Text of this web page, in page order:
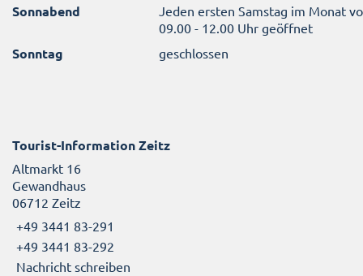
Sonnabend
Jeden ersten Samstag im Monat
09.00 - 12.00 Uhr geöffnet
Sonntag geschlossen
Tourist-Information Zeitz
Altmarkt 16
Gewandhaus
06712 Zeitz
+49 3441 83-291
+49 3441 83-292
Nachricht schreiben